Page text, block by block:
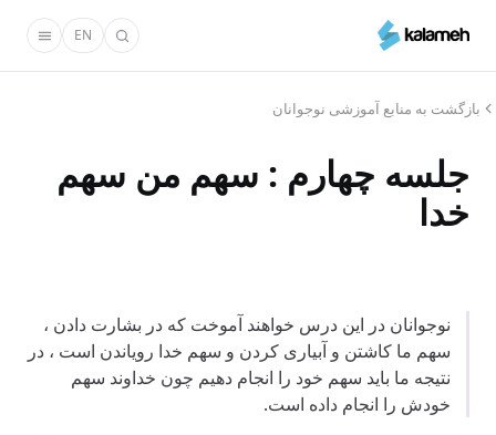
محتوای
EN
بازگشت به منابع آموزشی نوجوانان
جلسه چهارم : سهم من سهم
خدا
نوجوانان در این درس خواهند آموخت که در بشارت دادن ،
سهم ما کاشتن و آبیاری کردن و سهم خدا رویاندن است ، در
نتیجه ما باید سهم خود را انجام دهیم چون خداوند سهم
خودش را انجام داده است.